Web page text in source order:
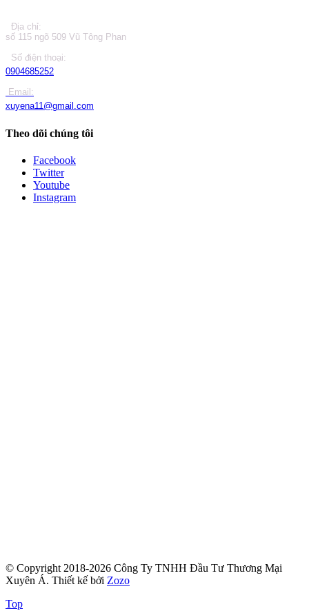
Địa chỉ:
số 115 ngõ 509 Vũ Tông Phan
Số điện thoại:
0904685252
Email:
xuyena11@gmail.com
Theo dõi chúng tôi
Facebook
Twitter
Youtube
Instagram
© Copyright 2018-2026 Công Ty TNHH Đầu Tư Thương Mại
Xuyên Á. Thiết kế bởi Zozo
Top